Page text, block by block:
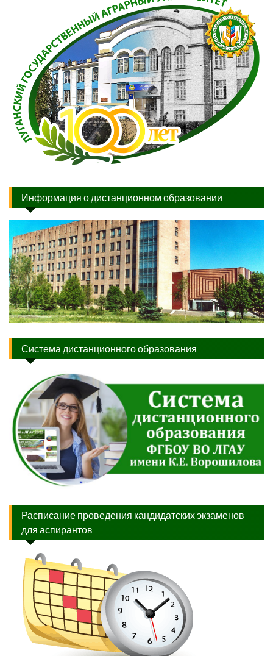
Информация о дистанционном образовании
Система дистанционного образования
Расписание проведения кандидатских экзаменов
для аспирантов